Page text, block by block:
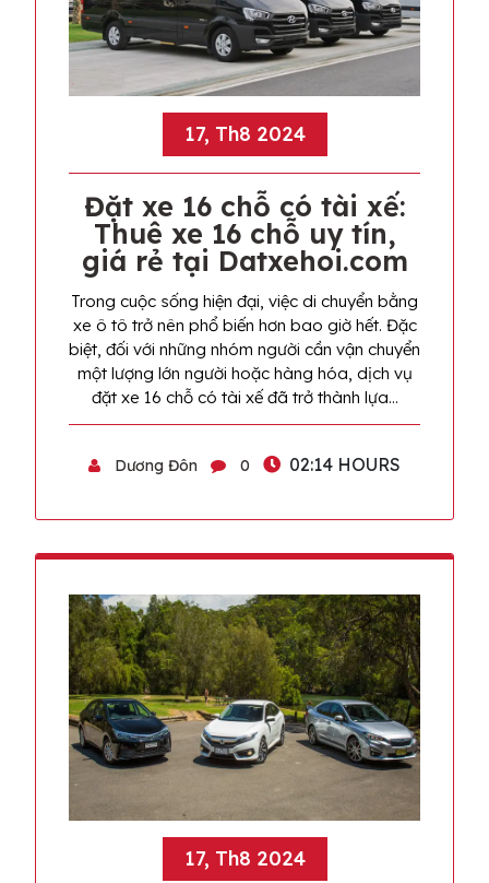
17, Th8 2024
Đặt xe 16 chỗ có tài xế:
Thuê xe 16 chỗ uy tín,
giá rẻ tại Datxehoi.com
Trong cuộc sống hiện đại, việc di chuyển bằng
xe ô tô trở nên phổ biến hơn bao giờ hết. Đặc
biệt, đối với những nhóm người cần vận chuyển
một lượng lớn người hoặc hàng hóa, dịch vụ
đặt xe 16 chỗ có tài xế đã trở thành lựa…
Dương Đôn 0 02:14 HOURS
17, Th8 2024